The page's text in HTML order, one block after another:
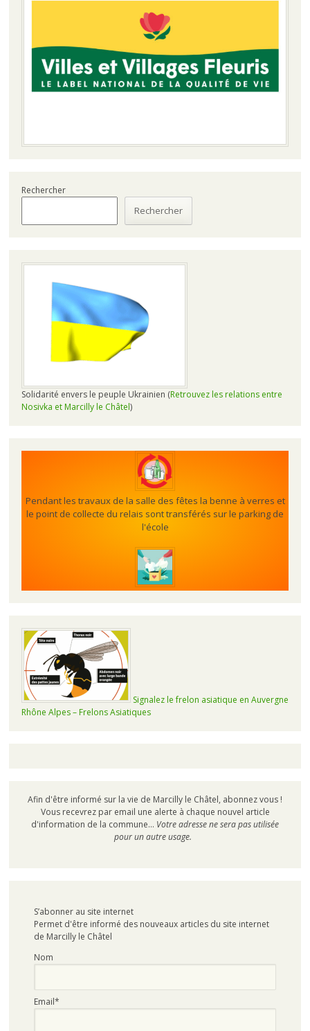
Rechercher
Rechercher
Solidarité envers le peuple Ukrainien (Retrouvez les relations entre
Nosivka et Marcilly le Châtel)
Pendant les travaux de la salle des fêtes la benne à verres et
le point de collecte du relais sont transférés sur le parking de
l'école
Signalez le frelon asiatique en Auvergne
Rhône Alpes – Frelons Asiatiques
Afin d'être informé sur la vie de Marcilly le Châtel, abonnez vous !
Vous recevrez par email une alerte à chaque nouvel article
d'information de la commune... Votre adresse ne sera pas utilisée
pour un autre usage.
S’abonner au site internet
Permet d'être informé des nouveaux articles du site internet
de Marcilly le Châtel
Nom
Email*